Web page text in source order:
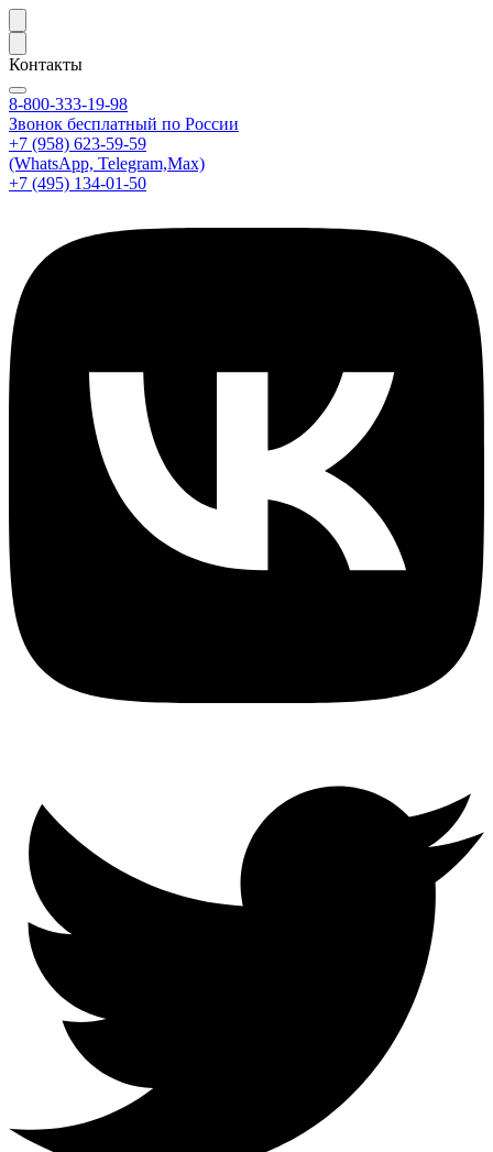
Контакты
8-800-333-19-98
Звонок бесплатный по России
+7 (958) 623-59-59
(WhatsApp, Telegram,Max)
+7 (495) 134-01-50